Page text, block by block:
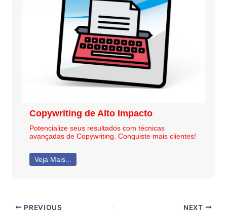
Copywriting de Alto Impacto
Potencialize seus resultados com técnicas
avançadas de Copywriting. Conquiste mais clientes!
Veja Mais...
PREVIOUS NEXT